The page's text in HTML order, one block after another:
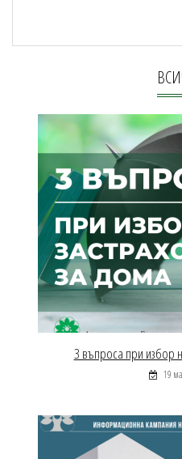
3 въпроса при избор
19